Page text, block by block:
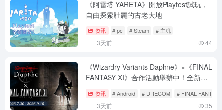
《阿雷塔 YARETA》開放Playtest試玩，
自由探索壯麗的古老大地
资讯 # pc # Steam # 主机
3天前 44
《Wizardry Variants Daphne》×《FINAL
FANTASY XI》合作活動舉辦中！全新冒
登場
资讯 # Android # DRECOM # FINAL
3天前 35